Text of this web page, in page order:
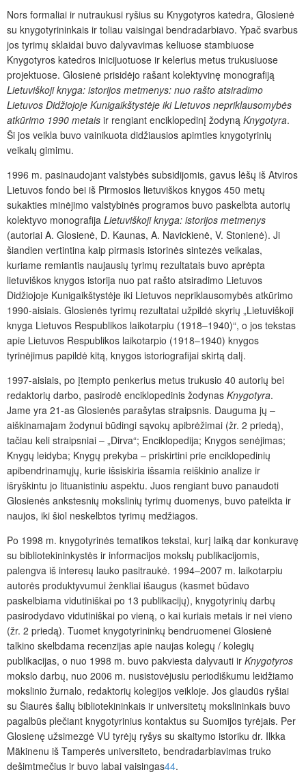
Nors formaliai ir nutraukusi ryšius su Knygotyros katedra, Glosienė
su knygotyrininkais ir toliau vaisingai bendradarbiavo. Ypač svarbus
jos tyrimų sklaidai buvo dalyvavimas keliuose stambiuose
Knygotyros katedros inicijuotuose ir kelerius metus trukusiuose
projektuose. Glosienė prisidėjo rašant kolektyvinę monografiją
Lietuviškoji knyga: istorijos metmenys: nuo rašto atsiradimo
Lietuvos Didžiojoje Kunigaikštystėje iki Lietuvos nepriklausomybės
atkūrimo 1990 metais ir rengiant enciklopedinį žodyną Knygotyra.
Ši jos veikla buvo vainikuota didžiausios apimties knygotyrinių
veikalų gimimu.
1996 m. pasinaudojant valstybės subsidijomis, gavus lėšų iš Atviros
Lietuvos fondo bei iš Pirmosios lietuviškos knygos 450 metų
sukakties minėjimo valstybinės programos buvo paskelbta autorių
kolektyvo monografija Lietuviškoji knyga: istorijos metmenys
(autoriai A. Glosienė, D. Kaunas, A. Navickienė, V. Stonienė). Ji
šiandien vertintina kaip pirmasis istorinės sintezės veikalas,
kuriame remiantis naujausių tyrimų rezultatais buvo aprėpta
lietuviškos knygos istorija nuo pat rašto atsiradimo Lietuvos
Didžiojoje Kunigaikštystėje iki Lietuvos nepriklausomybės atkūrimo
1990-aisiais. Glosienės tyrimų rezultatai užpildė skyrių „Lietuviškoji
knyga Lietuvos Respublikos laikotarpiu (1918–1940)“, o jos tekstas
apie Lietuvos Respublikos laikotarpio (1918–1940) knygos
tyrinėjimus papildė kitą, knygos istoriografijai skirtą dalį.
1997-aisiais, po įtempto penkerius metus trukusio 40 autorių bei
redaktorių darbo, pasirodė enciklopedinis žodynas Knygotyra.
Jame yra 21-as Glosienės parašytas straipsnis. Dauguma jų ‒
aiškinamajam žodynui būdingi sąvokų apibrėžimai (žr. 2 priedą),
tačiau keli straipsniai ‒ „Dirva“; Enciklopedija; Knygos senėjimas;
Knygų leidyba; Knygų prekyba ‒ priskirtini prie enciklopedinių
apibendrinamųjų, kurie išsiskiria išsamia reiškinio analize ir
išryškintu jo lituanistiniu aspektu. Juos rengiant buvo panaudoti
Glosienės ankstesnių mokslinių tyrimų duomenys, buvo pateikta ir
naujos, iki šiol neskelbtos tyrimų medžiagos.
Po 1998 m. knygotyrinės tematikos tekstai, kurį laiką dar konkuravę
su bibliotekininkystės ir informacijos mokslų publikacijomis,
palengva iš interesų lauko pasitraukė. 1994‒2007 m. laikotarpiu
autorės produktyvumui ženkliai išaugus (kasmet būdavo
paskelbiama vidutiniškai po 13 publikacijų), knygotyrinių darbų
pasirodydavo vidutiniškai po vieną, o kai kuriais metais ir nei vieno
(žr. 2 priedą). Tuomet knygotyrininkų bendruomenei Glosienė
talkino skelbdama recenzijas apie naujas kolegų / kolegių
publikacijas, o nuo 1998 m. buvo pakviesta dalyvauti ir Knygotyros
mokslo darbų, nuo 2006 m. nusistovėjusiu periodiškumu leidžiamo
mokslinio žurnalo, redaktorių kolegijos veikloje. Jos glaudūs ryšiai
su Šiaurės šalių bibliotekininkais ir universitetų mokslininkais buvo
pagalbūs plečiant knygotyrinius kontaktus su Suomijos tyrėjais. Per
Glosienę užsimezgė VU tyrėjų ryšys su skaitymo istoriku dr. Ilkka
Mäkinenu iš Tamperės universiteto, bendradarbiavimas truko
dešimtmečius ir buvo labai vaisingas44.